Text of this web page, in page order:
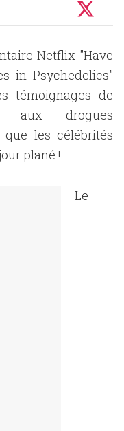
Netflix "Have
in Psychedelics"
témoignages de
aux drogues
les célébrités
plané !
Le